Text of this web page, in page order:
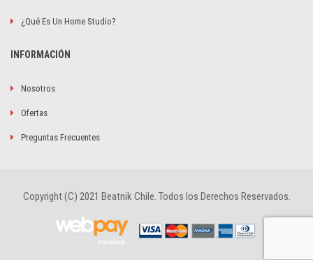
¿Qué Es Un Home Studio?
INFORMACIÓN
Nosotros
Ofertas
Preguntas Frecuentes
Copyright (C) 2021 Beatnik Chile. Todos los Derechos Reservados.